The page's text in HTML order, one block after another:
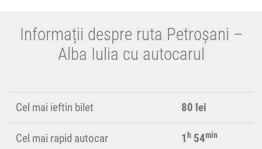
Informații despre ruta Petroșani –
Alba Iulia cu autocarul
Cel mai ieftin bilet 80 lei
Cel mai rapid autocar 1 h 54min